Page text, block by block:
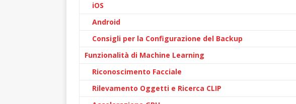
iOS
Android
Consigli per la Configurazione del Backup
Funzionalità di Machine Learning
Riconoscimento Facciale
Rilevamento Oggetti e Ricerca CLIP